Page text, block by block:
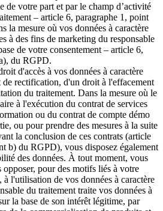
de votre part et par le champ d’activité
– article 6, paragraphe 1, point
la mesure où vos données à caractère
à des fins de marketing du responsable
de votre consentement – article 6,
du RGPD.
d'accès à vos données à caractère
rectification, d'un droit à l'effacement
du traitement. Dans la mesure où le
à l'exécution du contrat de services
ou du contrat de compte démo
ou pour prendre des mesures à la suite
la conclusion de ces contrats (article
b) du RGPD), vous disposez également
des données. À tout moment, vous
pour des motifs liés à votre
l'utilisation de vos données à caractère
du traitement traite vos données à
la base de son intérêt légitime, par